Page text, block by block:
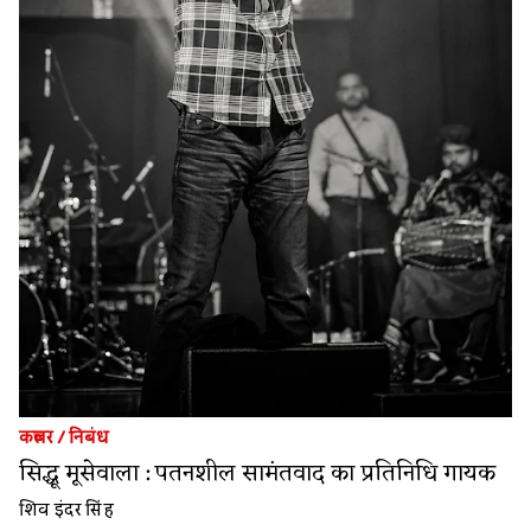
कल्चर/निबंध
सिद्धू मूसेवाला : पतनशील सामंतवाद का प्रतिनिधि गायक
शिव इंदर सिंह